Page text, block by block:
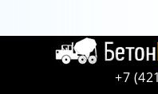
+7